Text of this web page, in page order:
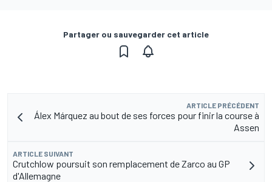
Partager ou sauvegarder cet article
ARTICLE PRÉCÉDENT
Álex Márquez au bout de ses forces pour finir la course à
Assen
ARTICLE SUIVANT
Crutchlow poursuit son remplacement de Zarco au GP
d'Allemagne